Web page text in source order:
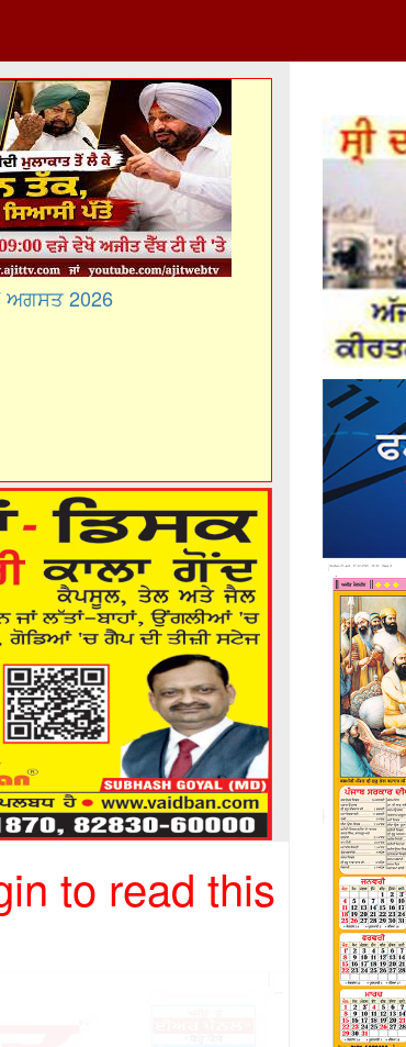
ਅਗਸਤ 2026
to read this